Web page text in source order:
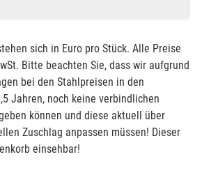
sich in Euro pro Stück. Alle Preise
Bitte beachten Sie, dass wir aufgrund
bei den Stahlpreisen in den
Jahren, noch keine verbindlichen
können und diese aktuell über
Zuschlag anpassen müssen! Dieser
einsehbar!